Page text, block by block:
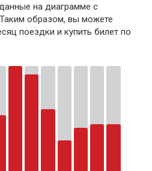
на диаграмме с
образом, вы можете
поездки и купить билет по